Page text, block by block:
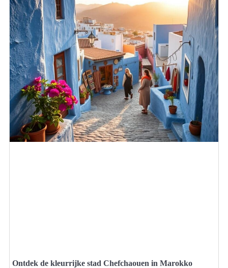
Ontdek de kleurrijke stad Chefchaouen in Marokko